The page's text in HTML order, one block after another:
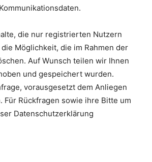
die nur registrierten Nutzern
Möglichkeit, die im Rahmen der
Auf Wunsch teilen wir Ihnen
und gespeichert wurden.
vorausgesetzt dem Anliegen
Rückfragen sowie ihre Bitte um
Datenschutzerklärung